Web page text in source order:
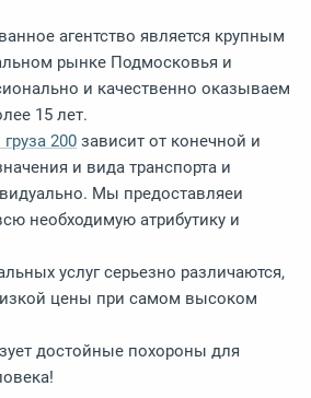
агентство является крупным
рынке Подмосковья и
и качественно оказываем
15 лет.
200 зависит от конечной и
и вида транспорта и
Мы предоставляеи
необходимую атрибутику и
услуг серьезно различаются,
цены при самом высоком
достойные похороны для